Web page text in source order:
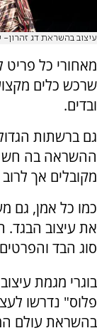
עיצוב בהשראת דג זהרון-
מאחורי כל
שרכש כלים
ובדים.
גם ברשתות
ההשראה בה חש
מקובלים אך
כמו כל אמן, גם
את עיצוב הבגד.
סוג הבד
בוגרי מגמת
פלוס" נדרשו
בהשראת עולם